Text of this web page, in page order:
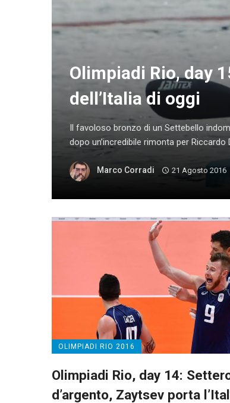
Olimpiadi Rio, day
dell’Italia di oggi
Il favoloso bronzo di un Settebello
dopo un’incredibile rimonta per
Marco Corradi 21 Agosto 2016
OLIMPIADI RIO 2016
Olimpiadi Rio, day 14:
d’argento, Zaytsev porta